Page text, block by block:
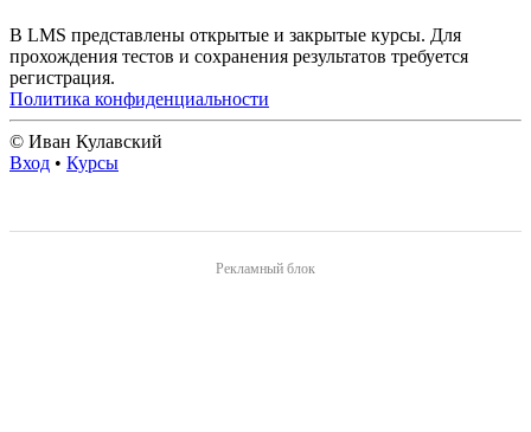
В LMS представлены открытые и закрытые курсы. Для
прохождения тестов и сохранения результатов требуется
регистрация.
Политика конфиденциальности
© Иван Кулавский
Вход • Курсы
Рекламный блок